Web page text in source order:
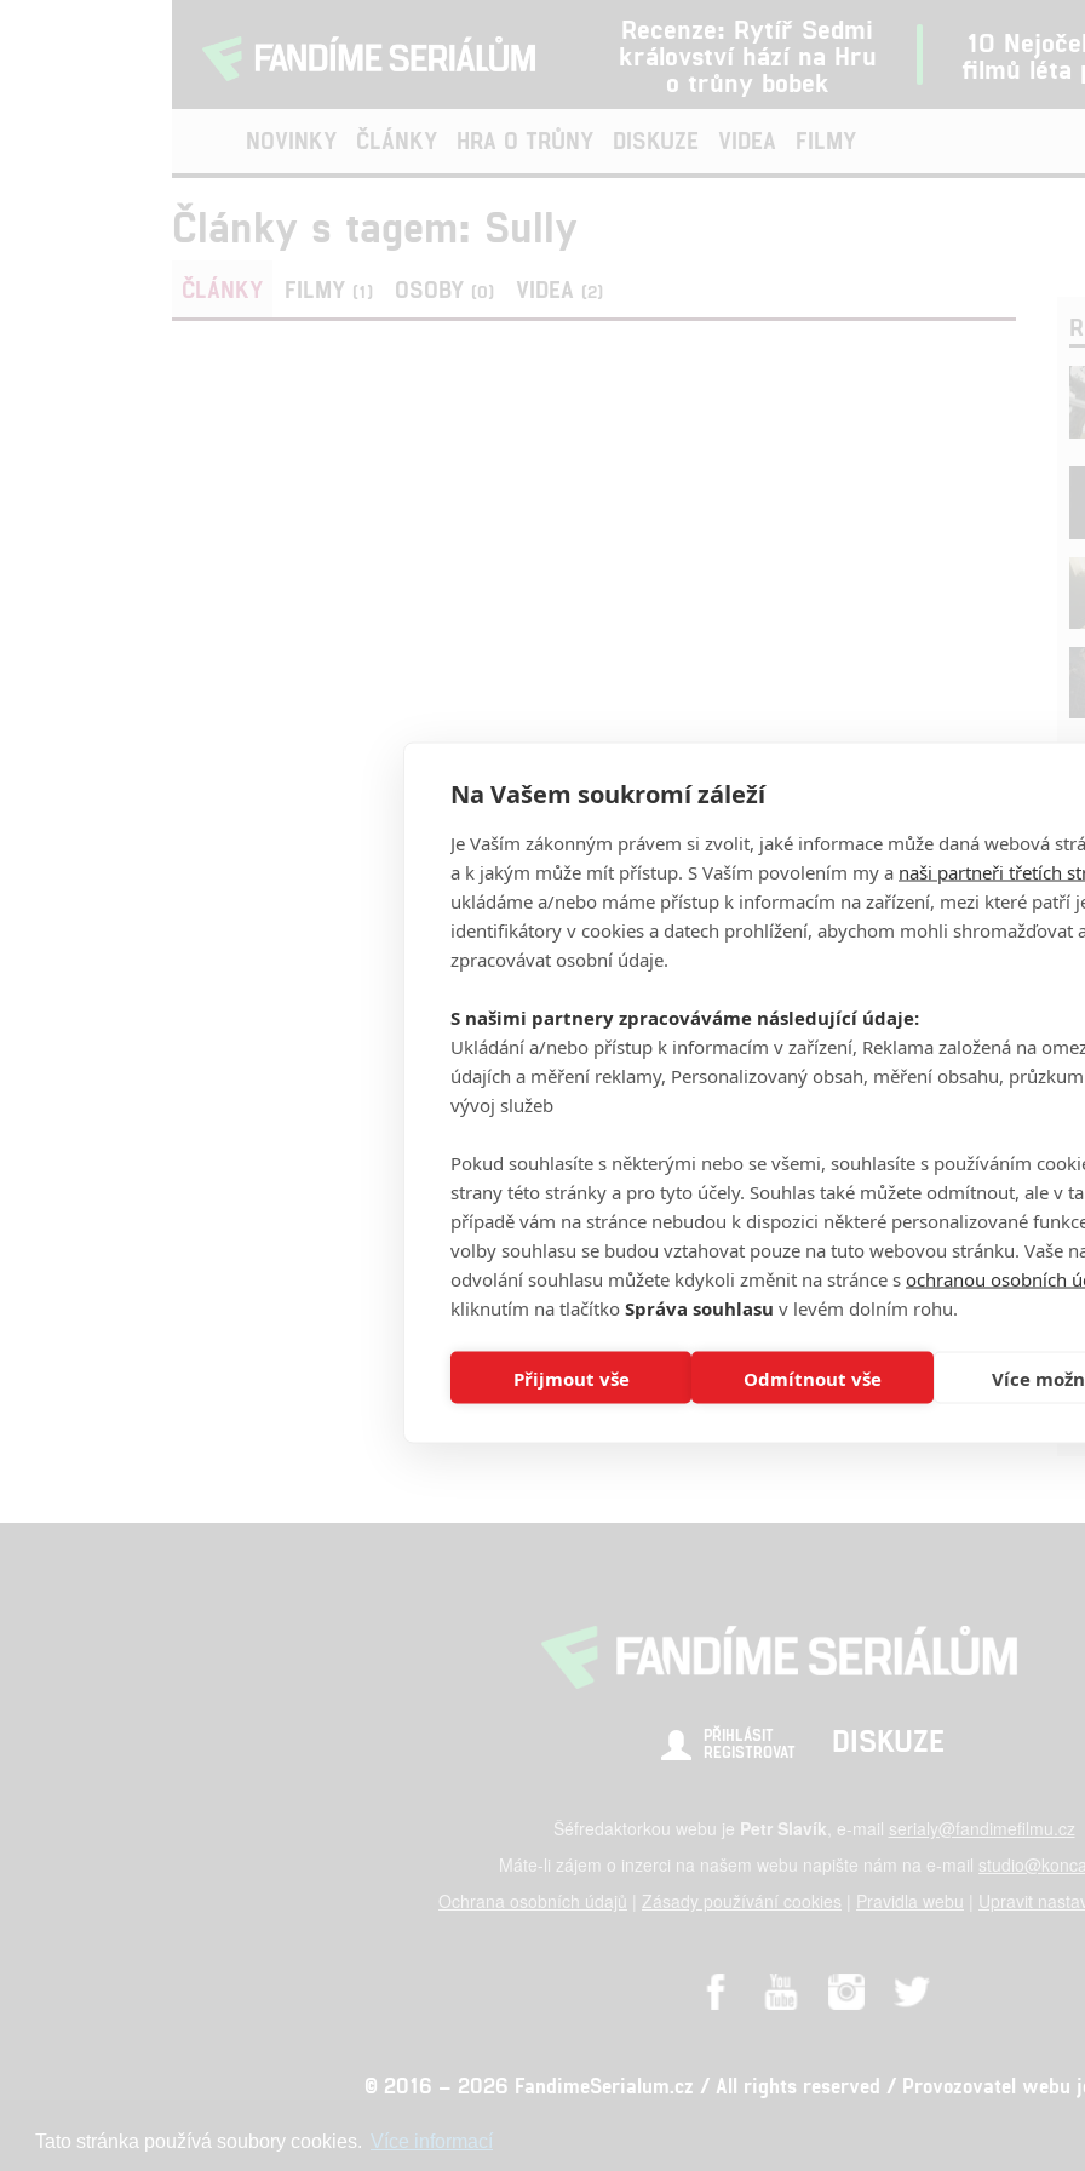
Tato stránka používá soubory cookies. Více informací
Recenze: Rytíř Sedmi
království hází na Hru
o trůny bobek
10
filmů léta
NOVINKY ČLÁNKY HRA O TRŮNY DISKUZE VIDEA FILMY
Články s tagem: Sully
ČLÁNKY FILMY (1) OSOBY (0) VIDEA (2)
PŘIHLÁSIT
REGISTROVAT
DISKUZE
Šéfredaktorkou webu je Petr Slavík, e-mail serialy@fandimefilmu.cz
Máte-li zájem o inzerci na našem webu napište nám na e-mail
Ochrana osobních údajů
Zásady používání cookies Pravidla webu Upravit
© 2016 – 2026 FandimeSerialum.cz / All rights reserved / Provozovatel webu
Na Vašem soukromí záleží
Je Vaším zákonným právem si zvolit, jaké informace může daná webová
a k jakým může mít přístup. S Vaším povolením my a naši partneři třetích
ukládáme a/nebo máme přístup k informacím na zařízení, mezi které patří
identifikátory v cookies a datech prohlížení, abychom mohli shromažďovat
zpracovávat osobní údaje.
S našimi partnery zpracováváme následující údaje:
Ukládání a/nebo přístup k informacím v zařízení, Reklama založená na
údajích a měření reklamy, Personalizovaný obsah, měření obsahu,
vývoj služeb
Pokud souhlasíte s některými nebo se všemi, souhlasíte s používáním
strany této stránky a pro tyto účely. Souhlas také můžete odmítnout, ale v
případě vám na stránce nebudou k dispozici některé personalizované
volby souhlasu se budou vztahovat pouze na tuto webovou stránku. Vaše
odvolání souhlasu můžete kdykoli změnit na stránce s ochranou osobních
kliknutím na tlačítko Správa souhlasu v levém dolním rohu.
Přijmout vše Odmítnout vše Více